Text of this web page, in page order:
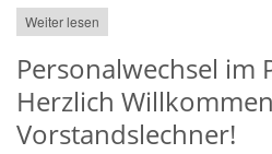
Weiter lesen
Personalwechsel im
Herzlich
Vorstandslechner!